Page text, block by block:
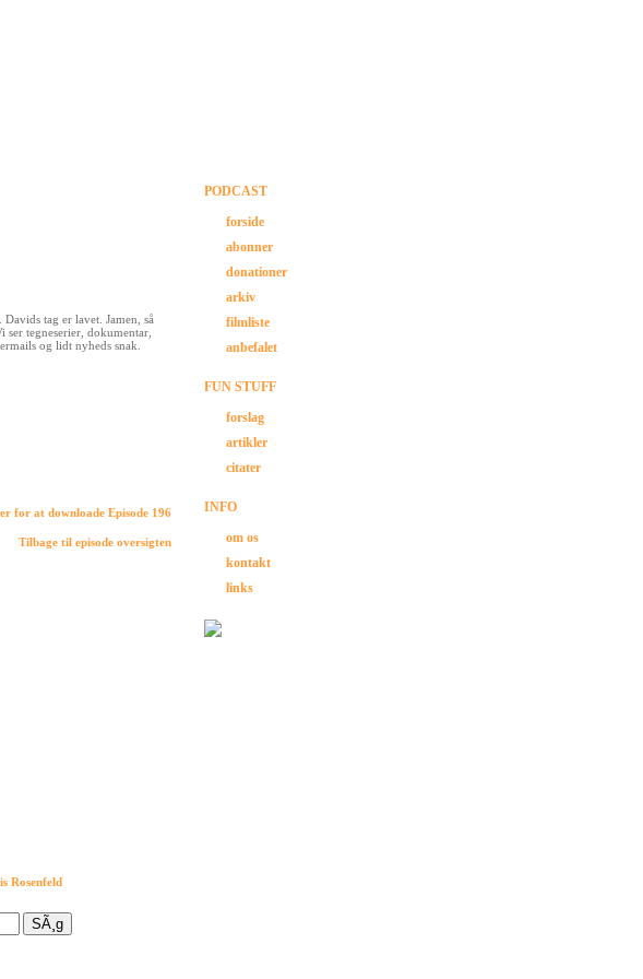
PODCAST
forside
abonner
donationer
arkiv
filmliste
anbefalet
FUN STUFF
forslag
artikler
citater
INFO
om os
kontakt
links
tag er lavet. Jamen, så
tegneserier, dokumentar,
og lidt nyheds snak.
for at downloade Episode 196
Tilbage til episode oversigten
Rosenfeld
SÃ¸g